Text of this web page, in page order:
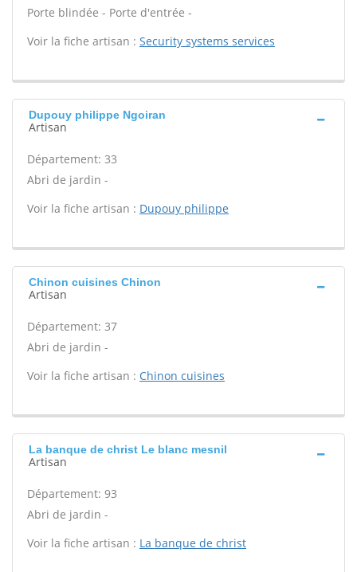
Porte blindée - Porte d'entrée -
Voir la fiche artisan : Security systems services
Dupouy philippe Ngoiran
Artisan
Département: 33
Abri de jardin -
Voir la fiche artisan : Dupouy philippe
Chinon cuisines Chinon
Artisan
Département: 37
Abri de jardin -
Voir la fiche artisan : Chinon cuisines
La banque de christ Le blanc mesnil
Artisan
Département: 93
Abri de jardin -
Voir la fiche artisan : La banque de christ